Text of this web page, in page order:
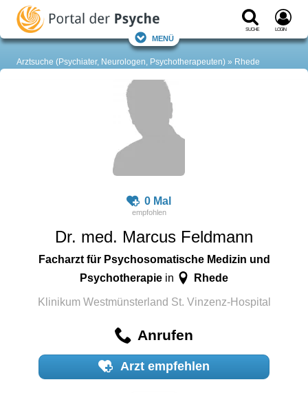
Suche Login
Menü
Arztsuche (Psychiater, Neurologen, Psychotherapeuten) Rhede
0 Mal
Dr. med. Marcus Feldmann
Facharzt für Psychosomatische Medizin und
Psychotherapiein Rhede
Klinikum Westmünsterland St. Vinzenz-Hospital
Anrufen
Arzt empfehlen